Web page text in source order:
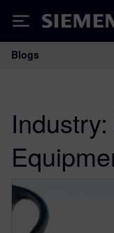
Siemens
Main
Blogs
Industry: